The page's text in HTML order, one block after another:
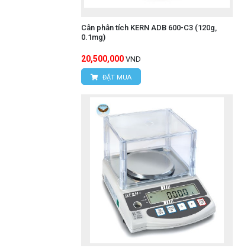
Cân phân tích KERN ADB 600-C3 (120g,
0.1mg)
20,500,000 VND
ĐẶT MUA